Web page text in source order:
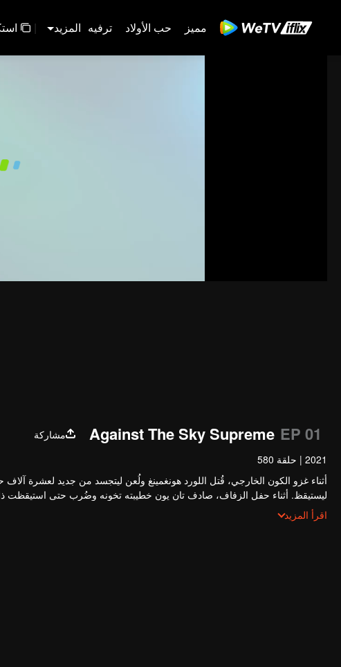
مميز حب الأولاد ترفيه المزيد |
Against The Sky Supreme EP 01
مشاركة
2021
| حلقة 580
أثناء غزو الكون الخارجي، قُتل اللورد هونغمينغ ولُعن ليتجسد من جديد لعشرة
ليستيقظ. أثناء حفل الزفاف، صادف تان يون خطيبته تخونه وضُرب حتى استيقظت
الزراعة. انتقم تان يون لموت عائلته ووحد القارة بأكملها.
اقرأ المزيد